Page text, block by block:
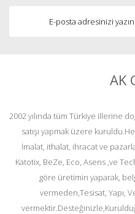
AK
2002 yılında tüm Türkiye illerine
satışı yapmak üzere
İmalat, ithalat, ihracat ve
Katotix, BeZe, Eco, Asens ,ve
göre üretimin yaparak,
vermeden,Tesisat, Yapı,